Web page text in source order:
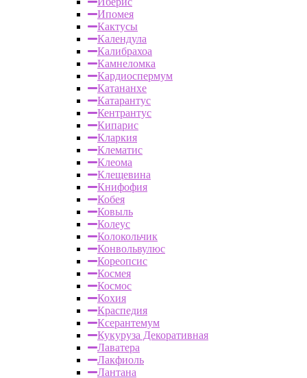
Ипомея
Кактусы
Календула
Калибрахоа
Камнеломка
Кардиоспермум
Катананхе
Катарантус
Кентрантус
Кипарис
Кларкия
Клематис
Клеома
Клещевина
Книфофия
Кобея
Ковыль
Колеус
Колокольчик
Конвольвулюс
Кореопсис
Космея
Космос
Кохия
Краспедия
Ксерантемум
Кукуруза Декоративная
Лаватера
Лакфиоль
Лантана